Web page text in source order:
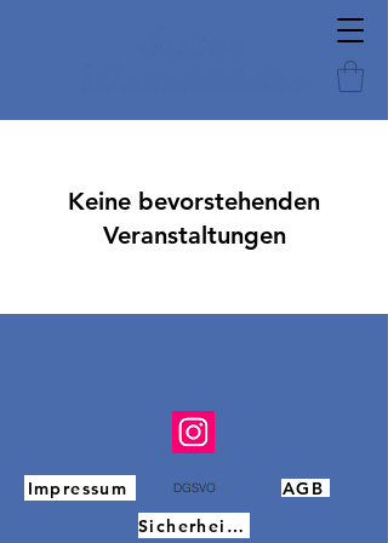
Keine bevorstehenden
Veranstaltungen
Impressum DGSVO
AGB
Sicherheitsdatenblätter